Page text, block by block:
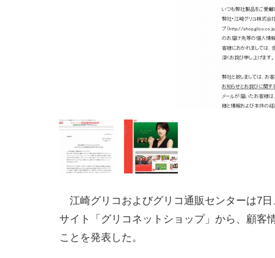
江崎グリコおよびグリコ通販センターは7日
サイト「グリコネットショップ」から、顧客
ことを発表した。